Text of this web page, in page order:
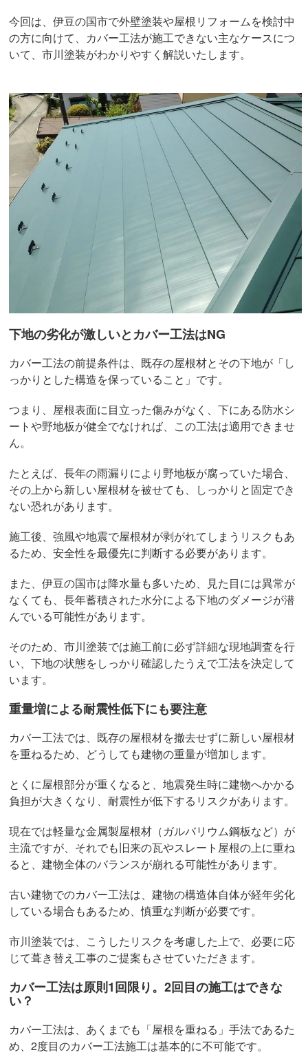
今回は、伊豆の国市で外壁塗装や屋根リフォームを検討中
の方に向けて、カバー工法が施工できない主なケースにつ
いて、市川塗装がわかりやすく解説いたします。
下地の劣化が激しいとカバー工法はNG
カバー工法の前提条件は、既存の屋根材とその下地が「し
っかりとした構造を保っていること」です。
つまり、屋根表面に目立った傷みがなく、下にある防水シ
ートや野地板が健全でなければ、この工法は適用できませ
ん。
たとえば、長年の雨漏りにより野地板が腐っていた場合、
その上から新しい屋根材を被せても、しっかりと固定でき
ない恐れがあります。
施工後、強風や地震で屋根材が剥がれてしまうリスクもあ
るため、安全性を最優先に判断する必要があります。
また、伊豆の国市は降水量も多いため、見た目には異常が
なくても、長年蓄積された水分による下地のダメージが潜
んでいる可能性があります。
そのため、市川塗装では施工前に必ず詳細な現地調査を行
い、下地の状態をしっかり確認したうえで工法を決定して
います。
重量増による耐震性低下にも要注意
カバー工法では、既存の屋根材を撤去せずに新しい屋根材
を重ねるため、どうしても建物の重量が増加します。
とくに屋根部分が重くなると、地震発生時に建物へかかる
負担が大きくなり、耐震性が低下するリスクがあります。
現在では軽量な金属製屋根材（ガルバリウム鋼板など）が
主流ですが、それでも旧来の瓦やスレート屋根の上に重ね
ると、建物全体のバランスが崩れる可能性があります。
古い建物でのカバー工法は、建物の構造体自体が経年劣化
している場合もあるため、慎重な判断が必要です。
市川塗装では、こうしたリスクを考慮した上で、必要に応
じて葺き替え工事のご提案もさせていただきます。
カバー工法は原則1回限り。2回目の施工はできな
い？
カバー工法は、あくまでも「屋根を重ねる」手法であるた
め、2度目のカバー工法施工は基本的に不可能です。